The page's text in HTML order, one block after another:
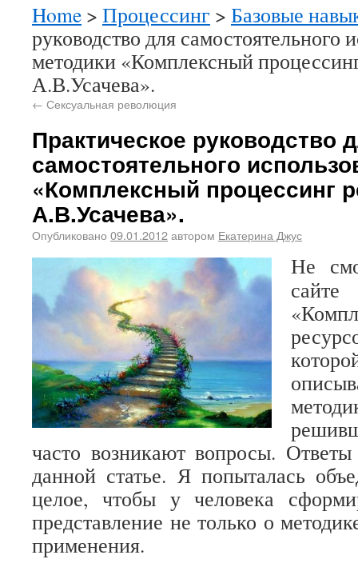
Home > Процессинг > Базовые
руководство для самостоятельного
методики «Комплексный
А.В.Усачева».
← Сексуальная революция
Практическое руководство
самостоятельного
«Комплексный процессинг
А.В.Усачева».
Опубликовано 09.01.2012автором Екатерина Джус
Не
часто возникают вопросы.
данной статье. Я попыталась
целое, чтобы у человека
представление не только о
применения.